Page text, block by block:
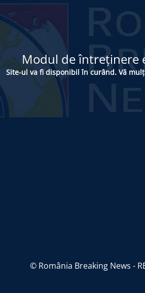
Modul de întreținere
Site-ul va fi disponibil în curând. Vă
© România Breaking News -